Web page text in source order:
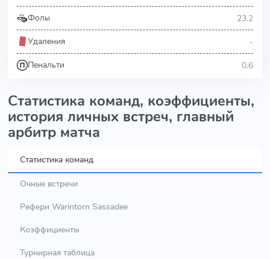
Фолы 23.2
Удаления -
Пенальти 0.6
Статистика команд, коэффициенты,
история личных встреч, главный
арбитр матча
Статистика команд
Очные встречи
Рефери Warintorn Sassadee
Коэффициенты
Турнирная таблица